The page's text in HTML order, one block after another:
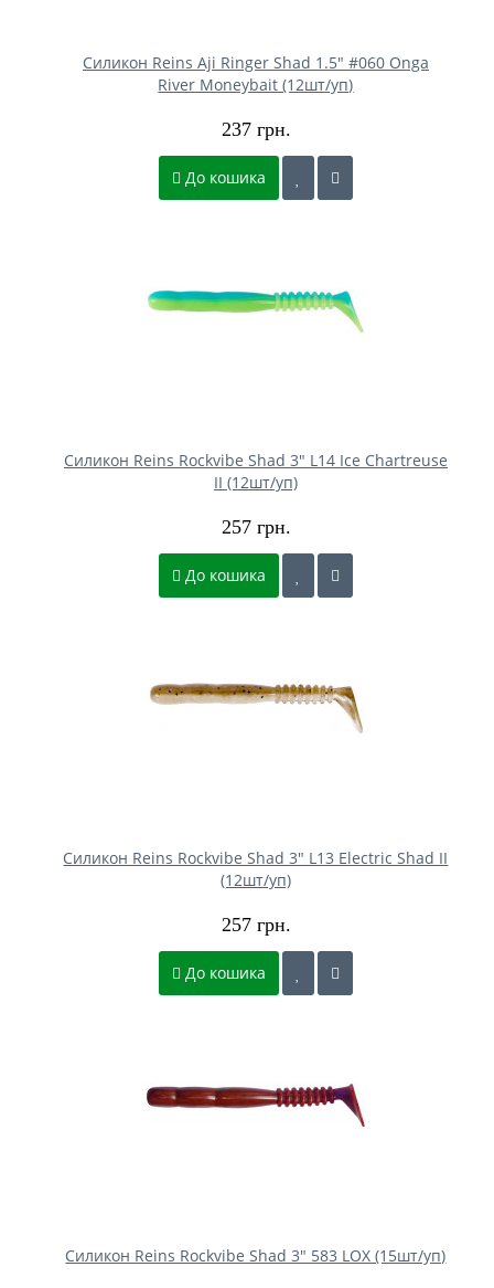
Силикон Reins Aji Ringer Shad 1.5" #060 Onga
River Moneybait (12шт/уп)
237 грн.
До кошика
Силикон Reins Rockvibe Shad 3" L14 Ice Chartreuse
II (12шт/уп)
257 грн.
До кошика
Силикон Reins Rockvibe Shad 3" L13 Electric Shad II
(12шт/уп)
257 грн.
До кошика
Силикон Reins Rockvibe Shad 3" 583 LOX (15шт/уп)